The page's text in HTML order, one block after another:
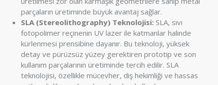
parçaların üretiminde büyük avantaj sağlar.
SLA (Stereolithography) Teknolojisi: SLA, sıvı
fotopolimer reçinenin UV lazer ile katmanlar halinde
kürlenmesi prensibine dayanır. Bu teknoloji, yüksek
detay ve pürüzsüz yüzey gerektiren prototip ve son
kullanım parçalarının üretiminde tercih edilir. SLA
teknolojisi, özellikle mücevher, diş hekimliği ve hassas